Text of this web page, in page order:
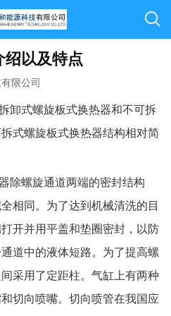
以及特点
限公司
卸式螺旋板式换热器和不可拆
式螺旋板式换热器结构相对简
除螺旋通道两端的密封结构
相同。为了达到机械清洗的目
开并用平盖和垫圈密封，以防
道中的液体短路。为了提高螺
采用了定距柱。气缸上有两种
切向喷嘴。切向喷管在我国应